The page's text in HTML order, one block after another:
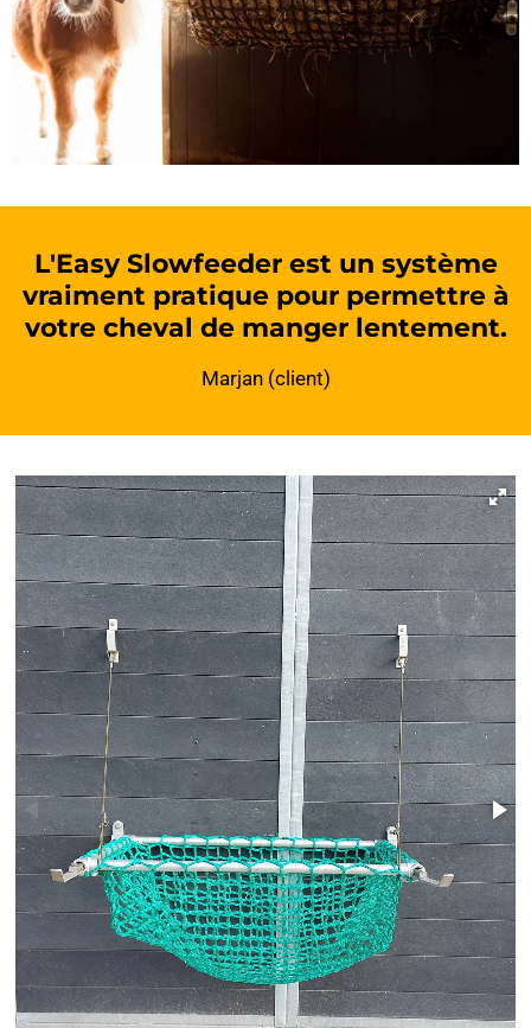
L'Easy Slowfeeder est un système
vraiment pratique pour permettre à
votre cheval de manger lentement.
Marjan (client)